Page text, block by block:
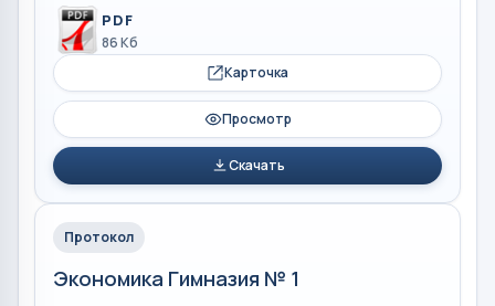
PDF
86 Кб
Карточка
Просмотр
Скачать
Протокол
Экономика Гимназия № 1